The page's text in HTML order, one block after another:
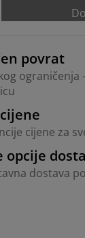
povrat
cijene za
opcije
dostava